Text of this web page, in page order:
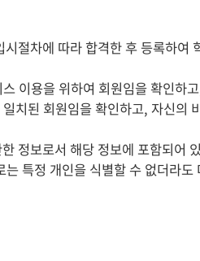
절차에 따라 합격한 후 등록하여
이용을 위하여 회원임을 확인하
치된 회원임을 확인하고, 자신의
정보로서 해당 정보에 포함되어
특정 개인을 식별할 수 없더라도